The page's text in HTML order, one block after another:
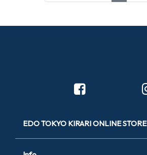
EDO TOKYO KIRARI ONLINE STORE